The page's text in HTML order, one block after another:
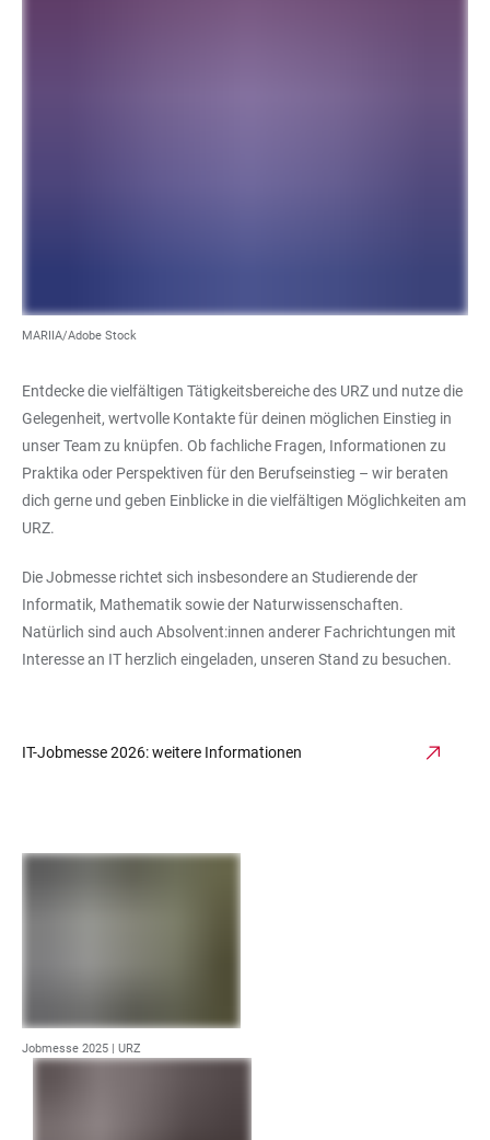
MARIIA/Adobe Stock
Entdecke die vielfältigen Tätigkeitsbereiche des URZ und nutze die
Gelegenheit, wertvolle Kontakte für deinen möglichen Einstieg in
unser Team zu knüpfen. Ob fachliche Fragen, Informationen zu
Praktika oder Perspektiven für den Berufseinstieg – wir beraten
dich gerne und geben Einblicke in die vielfältigen Möglichkeiten am
URZ.
Die Jobmesse richtet sich insbesondere an Studierende der
Informatik, Mathematik sowie der Naturwissenschaften.
Natürlich sind auch Absolvent:innen anderer Fachrichtungen mit
Interesse an IT herzlich eingeladen, unseren Stand zu besuchen.
IT-Jobmesse 2026: weitere Informationen
Jobmesse 2025 | URZ